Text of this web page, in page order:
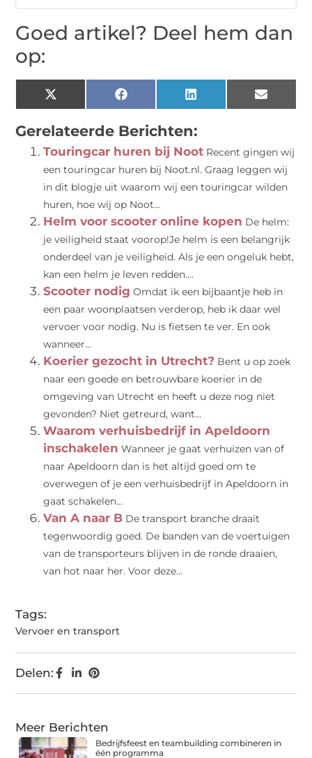
Goed artikel? Deel hem dan
op:
X
(Twitter)
Facebook LinkedIn Email
Gerelateerde Berichten:
Touringcar huren bij Noot Recent gingen wij
een touringcar huren bij Noot.nl. Graag leggen wij
in dit blogje uit waarom wij een touringcar wilden
huren, hoe wij op Noot...
Helm voor scooter online kopen De helm:
je veiligheid staat voorop!Je helm is een belangrijk
onderdeel van je veiligheid. Als je een ongeluk hebt,
kan een helm je leven redden....
Scooter nodig Omdat ik een bijbaantje heb in
een paar woonplaatsen verderop, heb ik daar wel
vervoer voor nodig. Nu is fietsen te ver. En ook
wanneer...
Koerier gezocht in Utrecht? Bent u op zoek
naar een goede en betrouwbare koerier in de
omgeving van Utrecht en heeft u deze nog niet
gevonden? Niet getreurd, want...
Waarom verhuisbedrijf in Apeldoorn
inschakelen Wanneer je gaat verhuizen van of
naar Apeldoorn dan is het altijd goed om te
overwegen of je een verhuisbedrijf in Apeldoorn in
gaat schakelen...
Van A naar B De transport branche draait
tegenwoordig goed. De banden van de voertuigen
van de transporteurs blijven in de ronde draaien,
van hot naar her. Voor deze...
Tags:
Vervoer en transport
Delen:
Meer Berichten
Bedrijfsfeest en teambuilding combineren in
één programma